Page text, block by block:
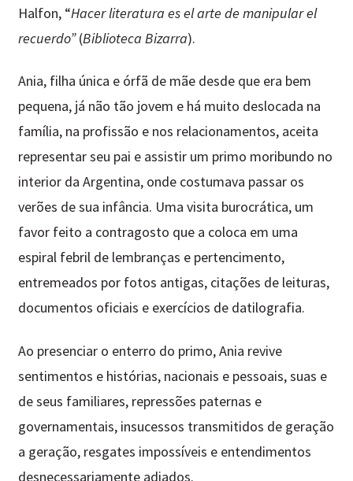
Halfon, “Hacer literatura es el arte de manipular el
recuerdo”(Biblioteca Bizarra).
Ania, filha única e órfã de mãe desde que era bem
pequena, já não tão jovem e há muito deslocada na
família, na profissão e nos relacionamentos, aceita
representar seu pai e assistir um primo moribundo no
interior da Argentina, onde costumava passar os
verões de sua infância. Uma visita burocrática, um
favor feito a contragosto que a coloca em uma
espiral febril de lembranças e pertencimento,
entremeados por fotos antigas, citações de leituras,
documentos oficiais e exercícios de datilografia.
Ao presenciar o enterro do primo, Ania revive
sentimentos e histórias, nacionais e pessoais, suas e
de seus familiares, repressões paternas e
governamentais, insucessos transmitidos de geração
a geração, resgates impossíveis e entendimentos
desnecessariamente adiados.